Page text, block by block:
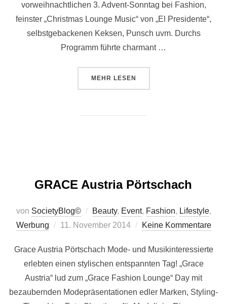
vorweihnachtlichen 3. Advent-Sonntag bei Fashion,
feinster „Christmas Lounge Music“ von „El Presidente“,
selbstgebackenen Keksen, Punsch uvm. Durchs
Programm führte charmant …
MEHR ÜBER „GRACE – CHRISTMAS
LESEN
GRACE Austria Pörtschach
von SocietyBlog© Beauty, Event, Fashion, Lifestyle,
Werbung
Veröffentlicht
11. November 2014 Keine Kommentare
Grace Austria Pörtschach Mode- und Musikinteressierte
erlebten einen stylischen entspannten Tag! „Grace
Austria“ lud zum „Grace Fashion Lounge“ Day mit
bezaubernden Modepräsentationen edler Marken, Styling-